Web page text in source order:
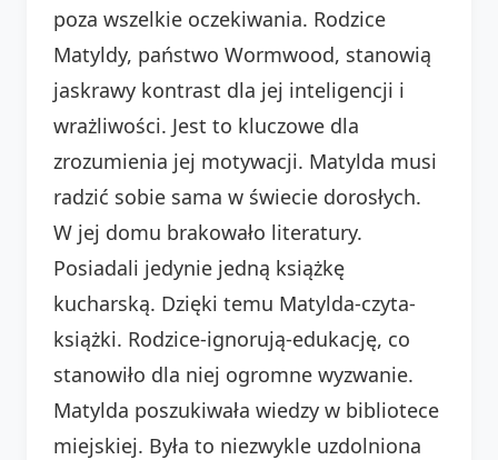
poza wszelkie oczekiwania. Rodzice
Matyldy, państwo Wormwood, stanowią
jaskrawy kontrast dla jej inteligencji i
wrażliwości. Jest to kluczowe dla
zrozumienia jej motywacji. Matylda musi
radzić sobie sama w świecie dorosłych.
W jej domu brakowało literatury.
Posiadali jedynie jedną książkę
kucharską. Dzięki temu Matylda-czyta-
książki. Rodzice-ignorują-edukację, co
stanowiło dla niej ogromne wyzwanie.
Matylda poszukiwała wiedzy w bibliotece
miejskiej. Była to niezwykle uzdolniona